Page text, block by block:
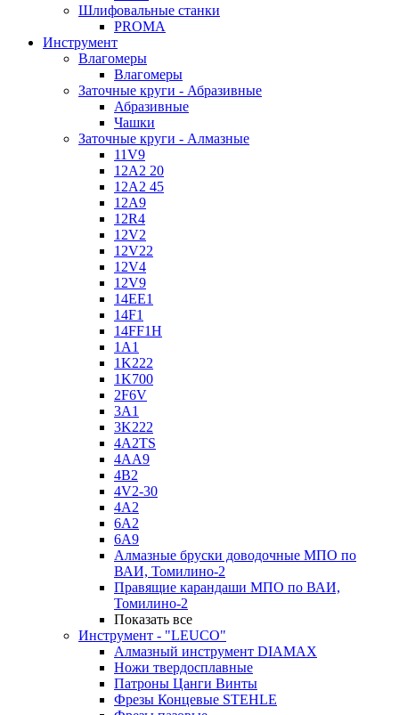
Шлифовальные станки
PROMA
Инструмент
Влагомеры
Влагомеры
Заточные круги - Абразивные
Абразивные
Чашки
Заточные круги - Алмазные
11V9
12A2 20
12A2 45
12A9
12R4
12V2
12V22
12V4
12V9
14EE1
14F1
14FF1H
1A1
1K222
1K700
2F6V
3A1
3K222
4A2TS
4AA9
4B2
4V2-30
4А2
6A2
6A9
Алмазные бруски доводочные МПО по
ВАИ, Томилино-2
Правящие карандаши МПО по ВАИ,
Томилино-2
Показать все
Инструмент - "LEUCO"
Алмазный инструмент DIAMAX
Ножи твердосплавные
Патроны Цанги Винты
Фрезы Концевые STEHLE